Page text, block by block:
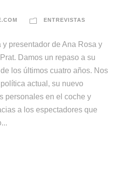
ENTREVISTAS
y presentador de Ana Rosa y
Damos un repaso a su
los últimos cuatro años. Nos
actual, su nuevo
personales en el coche y
a los espectadores que